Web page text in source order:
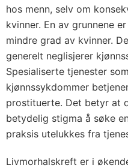
hos menn, selv om
kvinner. En av grunnene
mindre grad av kvinner.
generelt neglisjerer
Spesialiserte tjenester
kjønnssykdommer
prostituerte. Det betyr at
betydelig stigma å søke
praksis utelukkes fra
Livmorhalskreft er i